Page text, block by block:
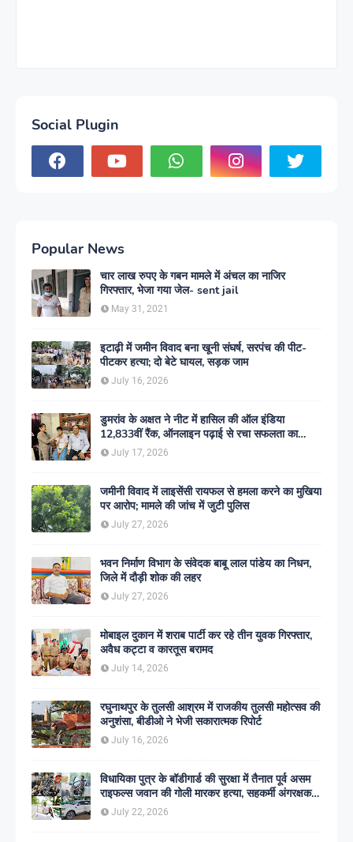
Social Plugin
Popular News
चार लाख रुपए के गबन मामले में अंचल का नाजिर
गिरफ्तार, भेजा गया जेल- sent jail
May 31, 2021
इटाढ़ी में जमीन विवाद बना खूनी संघर्ष, सरपंच की पीट-
पीटकर हत्या; दो बेटे घायल, सड़क जाम
July 16, 2026
डुमरांव के अक्षत ने नीट में हासिल की ऑल इंडिया
12,833वीं रैंक, ऑनलाइन पढ़ाई से रचा सफलता का
इतिहास
July 17, 2026
जमीनी विवाद में लाइसेंसी रायफल से हमला करने का मुखिया
पर आरोप; मामले की जांच में जुटी पुलिस
July 27, 2026
भवन निर्माण विभाग के संवेदक बाबू लाल पांडेय का निधन,
जिले में दौड़ी शोक की लहर
July 27, 2026
मोबाइल दुकान में शराब पार्टी कर रहे तीन युवक गिरफ्तार,
अवैध कट्टा व कारतूस बरामद
July 14, 2026
रघुनाथपुर के तुलसी आश्रम में राजकीय तुलसी महोत्सव की
अनुशंसा, बीडीओ ने भेजी सकारात्मक रिपोर्ट
July 16, 2026
विधायिका पुत्र के बॉडीगार्ड की सुरक्षा में तैनात पूर्व असम
राइफल्स जवान की गोली मारकर हत्या, सहकर्मी अंगरक्षक
गिरफ्तार
July 22, 2026